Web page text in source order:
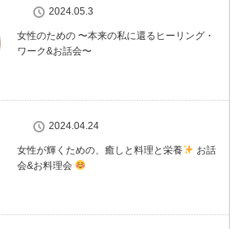
2024.05.3
女性のための 〜本来の私に還るヒーリング・
ワーク&お話会〜
2024.04.24
女性が輝くための、癒しと料理と栄養
お話
会&お料理会